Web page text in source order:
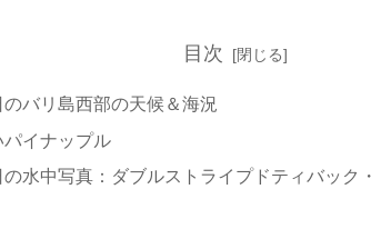
目次
のバリ島西部の天候＆海況
パイナップル
の水中写真：ダブルストライプドティバック